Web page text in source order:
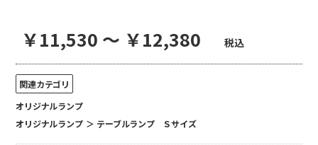
￥11,530 ～ ￥12,380 税込
関連カテゴリ
オリジナルランプ
オリジナルランプ ＞ テーブルランプ Ｓサイズ